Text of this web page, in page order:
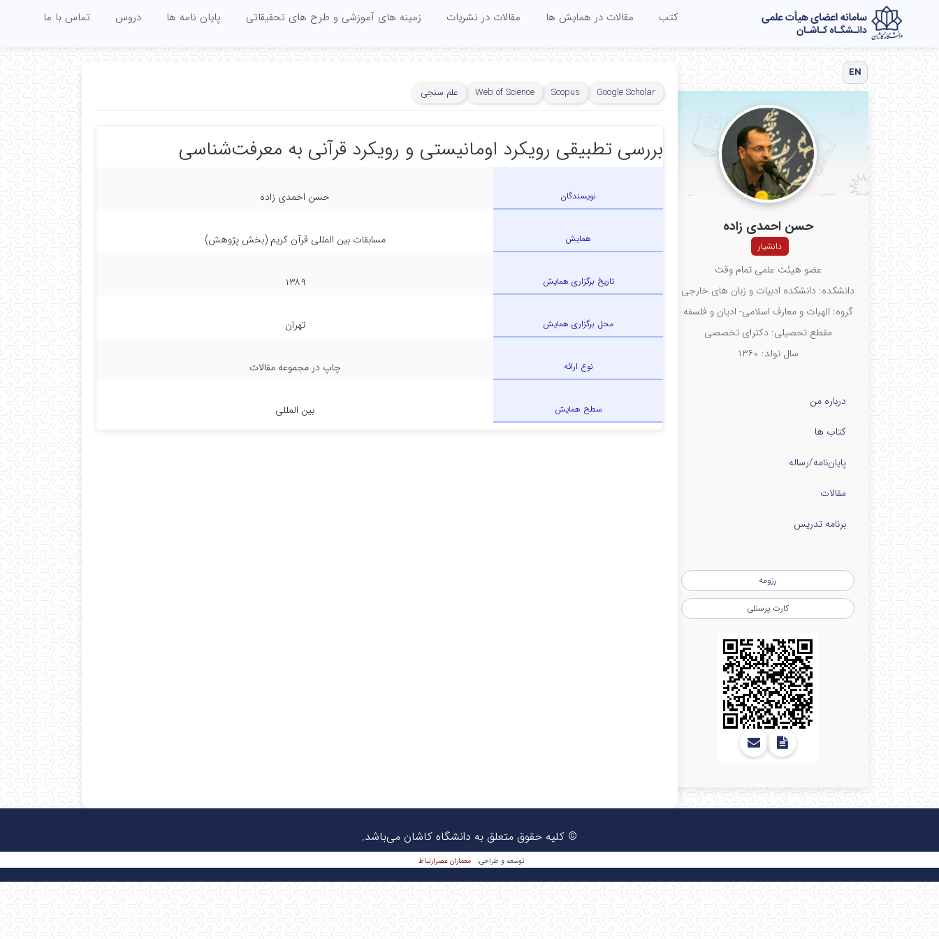
کتب مقالات در همایش ها مقالات در نشریات زمینه های آموزشی و طرح های تحقیقاتی پایان نامه ها دروس تماس با ما
EN
حسن احمدی زاده
دانشیار
عضو هیئت علمی تمام وقت
دانشکده: دانشکده ادبیات و زبان های خارجی
گروه: الهیات و معارف اسلامی- ادیان و فلسفه
مقطع تحصیلی: دکترای تخصصی
سال تولد: ۱۳۶۰
درباره من
کتاب ها
پایان‌نامه‌/رساله
مقالات
برنامه تدریس
رزومه
کارت پرسنلی
Google Scholar
Scopus
Web of Science علم سنجی
بررسی تطبیقی رویکرد اومانیستی و رویکرد قرآنی به معرفت‌شناسی
نویسندگان حسن احمدی زاده
همایش مسابقات بین المللی قرآن کریم (بخش پژوهش)
تاریخ برگزاری همایش ۱۳۸۹
محل برگزاری همایش تهران
نوع ارائه چاپ در مجموعه مقالات
سطح همایش بین المللی
© کلیه حقوق متعلق به دانشگاه کاشان می‌باشد.
توسعه و طراحی: معماران عصر‌ارتباط